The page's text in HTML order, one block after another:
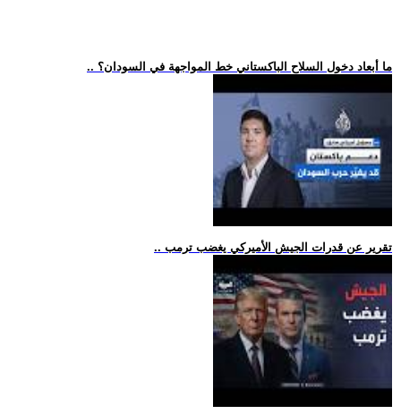
.. ما أبعاد دخول السلاح الباكستاني خط المواجهة في السودان؟
.. تقرير عن قدرات الجيش الأميركي يغضب ترمب